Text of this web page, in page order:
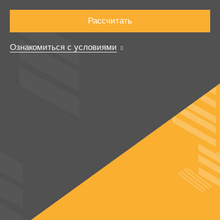
Рассчитать
Ознакомиться с условиями